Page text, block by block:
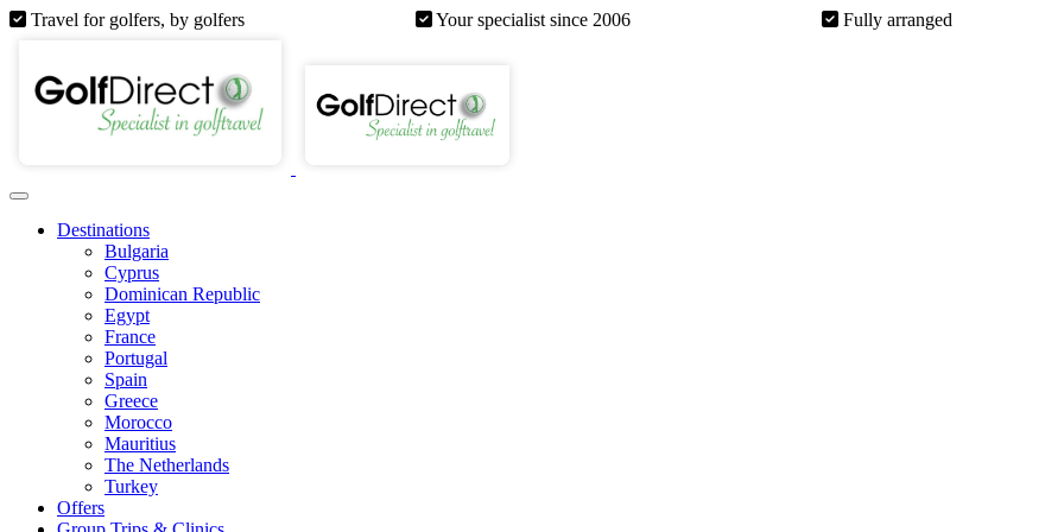
Travel for golfers, by golfers Your specialist since 2006 Fully arranged
Destinations
Bulgaria
Cyprus
Dominican Republic
Egypt
France
Portugal
Spain
Greece
Morocco
Mauritius
The Netherlands
Turkey
Offers